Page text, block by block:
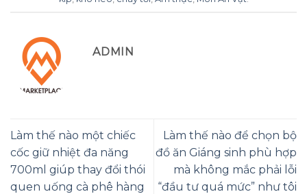
ADMIN
Làm thế nào một chiếc
cốc giữ nhiệt đa năng
700ml giúp thay đổi thói
quen uống cà phê hàng
Làm thế nào để chọn bộ
đồ ăn Giáng sinh phù hợp
mà không mắc phải lỗi
“đầu tư quá mức” như tôi